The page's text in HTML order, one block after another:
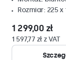
Rozmiar: 225 x
1 299,00 zł
1 597,77 zł z VAT